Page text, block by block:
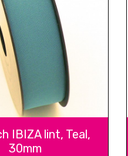
IBIZA lint, Teal,
30mm